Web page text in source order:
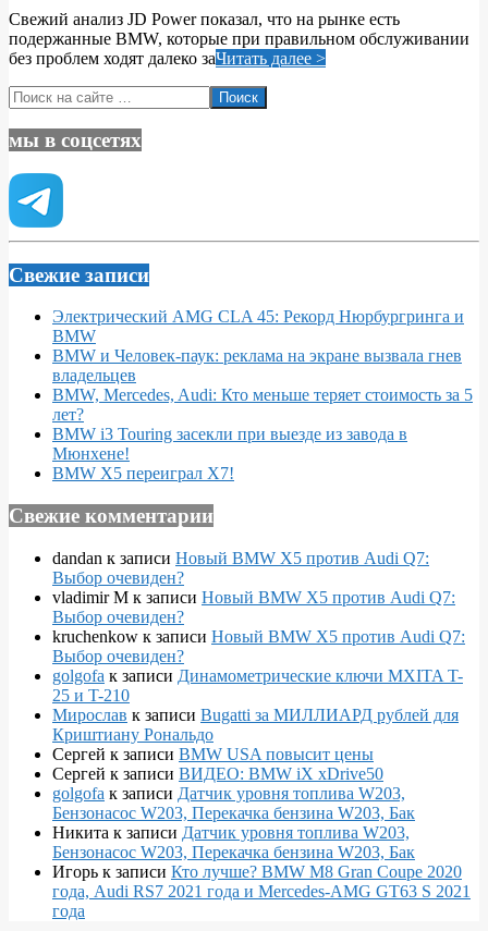
29
Свежий анализ JD Power показал, что на рынке есть
подержанные BMW, которые при правильном обслуживании
без проблем ходят далеко заЧитать далее >
Поиск
мы в соцсетях
Свежие записи
Электрический AMG CLA 45: Рекорд Нюрбургринга и
BMW
BMW и Человек-паук: реклама на экране вызвала гнев
владельцев
BMW, Mercedes, Audi: Кто меньше теряет стоимость за 5
лет?
BMW i3 Touring засекли при выезде из завода в
Мюнхене!
BMW X5 переиграл X7!
Свежие комментарии
dandan к записи Новый BMW X5 против Audi Q7:
Выбор очевиден?
vladimir M к записи Новый BMW X5 против Audi Q7:
Выбор очевиден?
kruchenkow к записи Новый BMW X5 против Audi Q7:
Выбор очевиден?
golgofa к записи Динамометрические ключи MXITA T-
25 и T-210
Мирослав к записи Bugatti за МИЛЛИАРД рублей для
Криштиану Рональдо
Сергей к записи BMW USA повысит цены
Сергей к записи ВИДЕО: BMW iX xDrive50
golgofa к записи Датчик уровня топлива W203,
Бензонасос W203, Перекачка бензина W203, Бак
Никита к записи Датчик уровня топлива W203,
Бензонасос W203, Перекачка бензина W203, Бак
Игорь к записи Кто лучше? BMW M8 Gran Coupe 2020
года, Audi RS7 2021 года и Mercedes-AMG GT63 S 2021
года